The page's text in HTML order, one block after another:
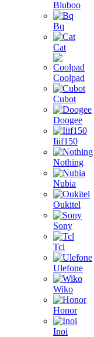
Bluboo
Bq
Cat
Coolpad
Cubot
Doogee
Iiif150
Nothing
Nubia
Oukitel
Sony
Tcl
Ulefone
Wiko
Honor
Inoi